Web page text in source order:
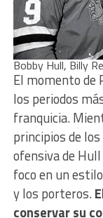
Bobby Hull, Billy
El momento de
los periodos
franquicia.
principios de
ofensiva de
foco en un
y los porteros.
conservar su